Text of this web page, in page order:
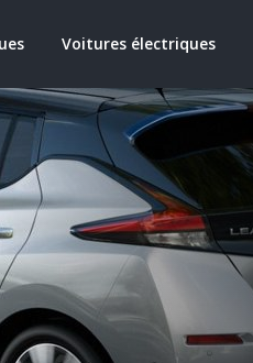
Voitures électriques